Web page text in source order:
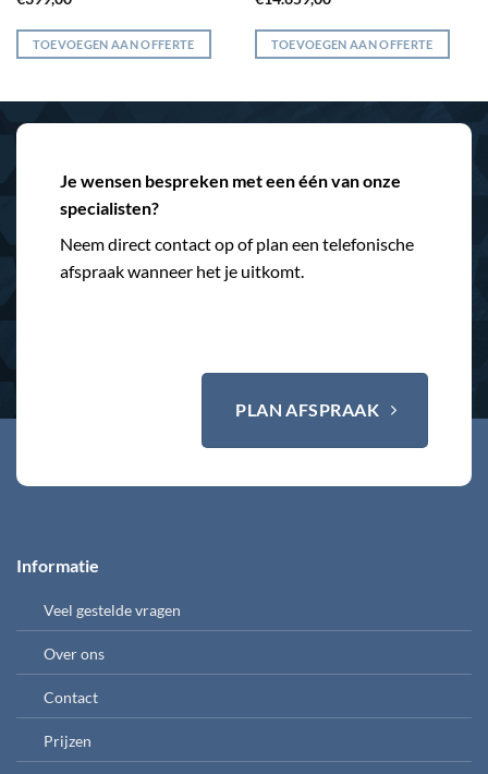
TOEVOEGEN AAN OFFERTE TOEVOEGEN AAN OFFERTE
Je wensen bespreken met een één van onze
specialisten?
Neem direct contact op of plan een telefonische
afspraak wanneer het je uitkomt.
PLAN AFSPRAAK
Informatie
Veel gestelde vragen
Over ons
Contact
Prijzen